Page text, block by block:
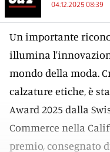
04.12.2025 08:39
Un importante
illumina
mondo della moda.
calzature etiche, è
Award 2025 dalla
Commerce nella
premio, consegnato